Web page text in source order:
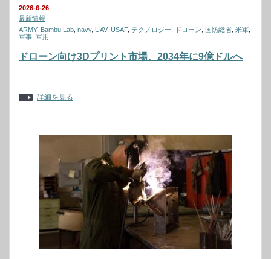
2026-6-26
最新情報
ARMY, Bambu Lab navy, UAV, USAF, テクノロジー ドローン 国防総省 米軍
軍事 軍用
ドローン向け3Dプリント市場、2034年に9億ドルへ
…
詳細を見る